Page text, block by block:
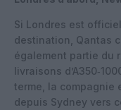
Si Londres est
destination, Qantas
également partie du
livraisons
terme, la compagnie
depuis Sydney vers